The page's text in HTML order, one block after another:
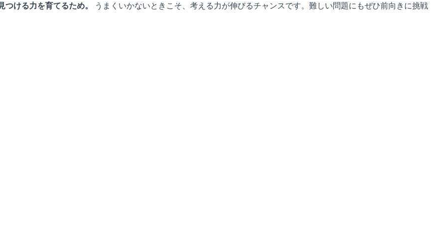
ける力を育てるため。
うまくいかないときこそ、考える力が伸びるチャンスです。難しい問題にもぜひ前向きに挑戦